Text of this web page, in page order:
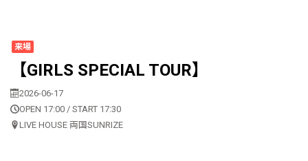
来場
【GIRLS SPECIAL TOUR】
2026-06-17
OPEN 17:00 / START 17:30
LIVE HOUSE 両国SUNRIZE